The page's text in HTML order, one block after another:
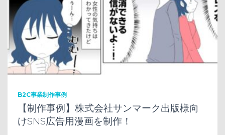
B2C事業制作事例
【制作事例】株式会社サンマーク出版様向
けSNS広告用漫画を制作！